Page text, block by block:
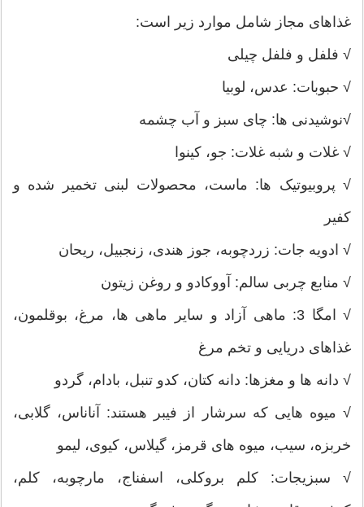
غذاهای مجاز شامل موارد زیر است:
√ فلفل و فلفل چیلی
√ حبوبات: عدس، لوبیا
√نوشیدنی ها: چای سبز و آب چشمه
√ غلات و شبه غلات: جو، کینوا
√ پروبیوتیک ها: ماست، محصولات لبنی تخمیر شده و
کفیر
√ ادویه جات: زردچوبه، جوز هندی، زنجبیل، ریحان
√ منابع چربی سالم: آووکادو و روغن زیتون
√ امگا 3: ماهی آزاد و سایر ماهی ها، مرغ، بوقلمون،
غذاهای دریایی و تخم مرغ
√ دانه ها و مغزها: دانه کتان، کدو تنبل، بادام، گردو
√ میوه هایی که سرشار از فیبر هستند: آناناس، گلابی،
خربزه، سیب، میوه های قرمز، گیلاس، کیوی، لیمو
√ سبزیجات: کلم بروکلی، اسفناج، مارچوبه، کلم،